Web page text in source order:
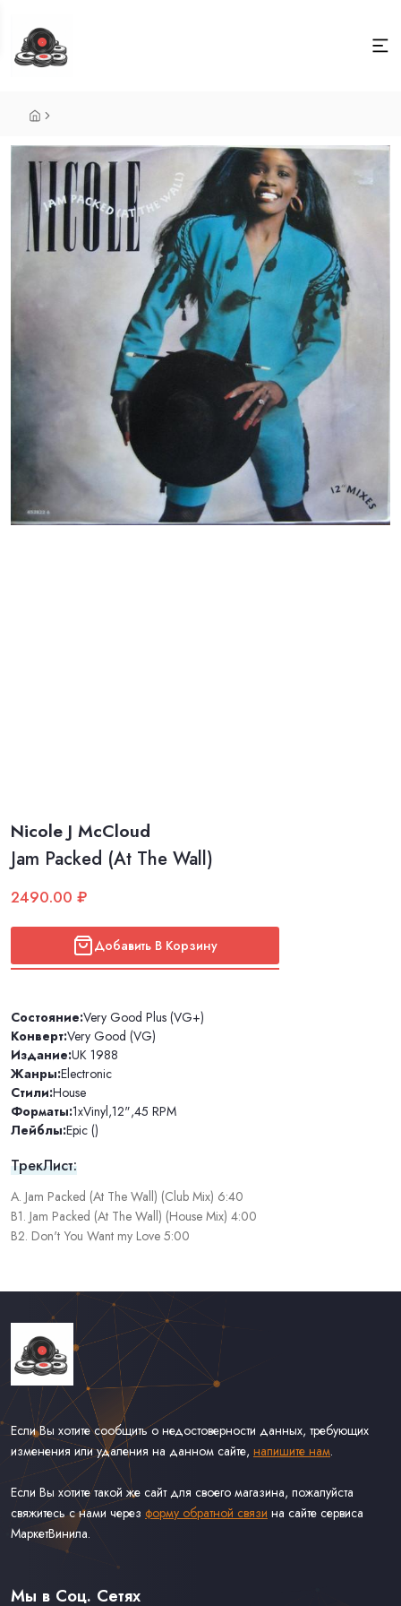
Nicole J McCloud
Jam Packed (At The Wall)
2490.00 ₽
Добавить В Корзину
Состояние:Very Good Plus (VG+)
Конверт:Very Good (VG)
Издание:UK 1988
Жанры:Electronic
Стили:House
Форматы:1xVinyl,12",45 RPM
Лейблы:Epic ()
ТрекЛист:
A. Jam Packed (At The Wall) (Club Mix) 6:40
B1. Jam Packed (At The Wall) (House Mix) 4:00
B2. Don't You Want my Love 5:00
Если Вы хотите сообщить о недостоверности данных, требующих
изменения или удаления на данном сайте, напишите нам.
Если Вы хотите такой же сайт для своего магазина, пожалуйста
свяжитесь с нами через форму обратной связи на сайте сервиса
МаркетВинила.
Каталог Винила, CD и Кассет
Доставка и Оплата
Мы в Соц. Сетях